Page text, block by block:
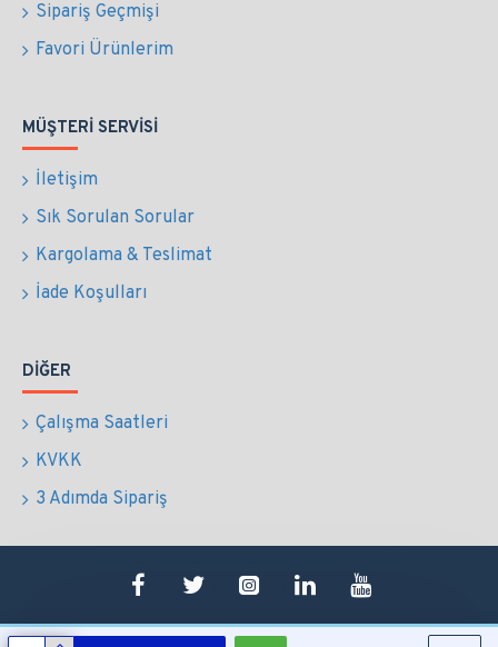
Sipariş Geçmişi
Favori Ürünlerim
MÜŞTERI SERVISI
İletişim
Sık Sorulan Sorular
Kargolama & Teslimat
İade Koşulları
DIĞER
Çalışma Saatleri
KVKK
3 Adımda Sipariş